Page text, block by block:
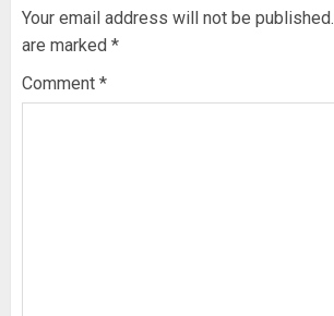
Your email address will not be published.
are marked *
Comment *